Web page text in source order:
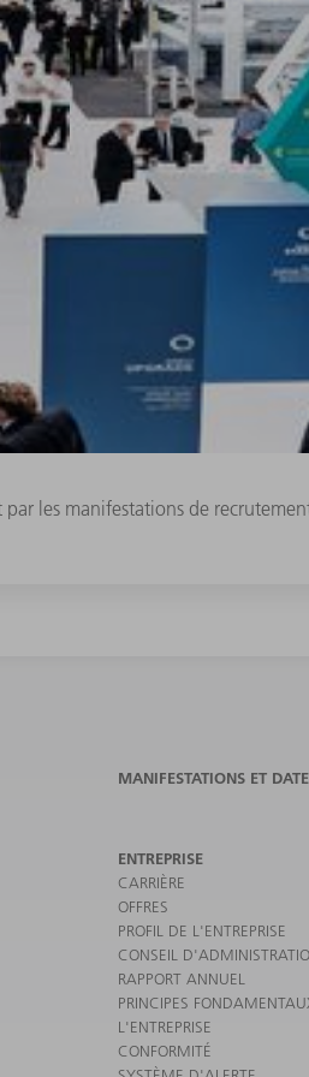
par les manifestations de
MANIFESTATIONS ET
ENTREPRISE
CARRIÈRE
OFFRES
PROFIL DE L'ENTREPRISE
CONSEIL
RAPPORT ANNUEL
PRINCIPES
L'ENTREPRISE
CONFORMITÉ